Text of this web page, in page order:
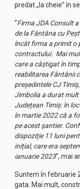
predat „la cheie” în
“Firma JDA Consult
de la Fântâna cu
încât firma a primit o
contractului. Mai
care a câștigat în
reabilitarea Fântânii
președintele CJ
Jimbolia a durat mult
Județean Timiș: în
în martie 2022 că a
pe acest șantier.
dispoziție 11 luni
inițial, care era
ianuarie 2023“, mai
Suntem în februarie
gata. Mai mult,